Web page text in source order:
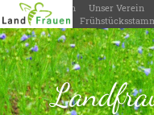
Willkommen Unser Verein
Aktivitäten